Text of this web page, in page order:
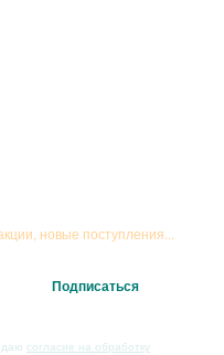
новые поступления...
даю согласие на обработку